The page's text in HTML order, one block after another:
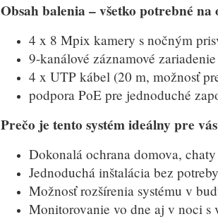
Obsah balenia – všetko potrebné
4 x 8 Mpix kamery s nočným
9-kanálové záznamové
4 x UTP kábel (20 m, možnosť
podpora PoE pre jednoduché
Prečo je tento systém ideálny pre
Dokonalá ochrana domova,
Jednoduchá inštalácia bez
Možnosť rozšírenia systému v
Monitorovanie vo dne aj v noci s